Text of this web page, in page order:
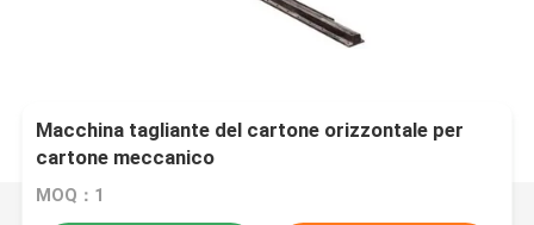
Macchina tagliante del cartone orizzontale per
cartone meccanico
MOQ：1